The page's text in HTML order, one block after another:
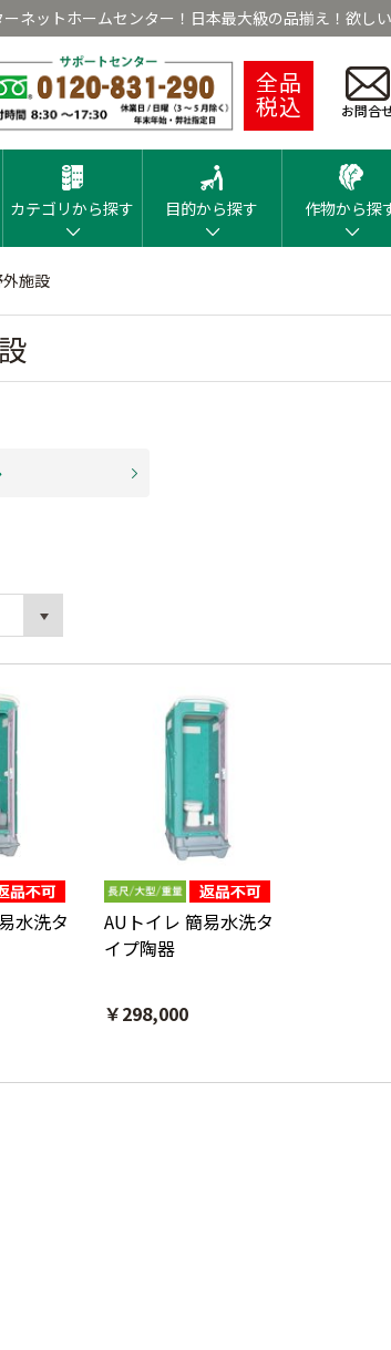
ネットホームセンター！日本最大級の品揃え！欲しい
全品
税込 お問合
カテゴリから探す 目的から探す 作物から探
施設
水洗タ
AUトイレ 簡易水洗タ
イプ陶器
￥298,000